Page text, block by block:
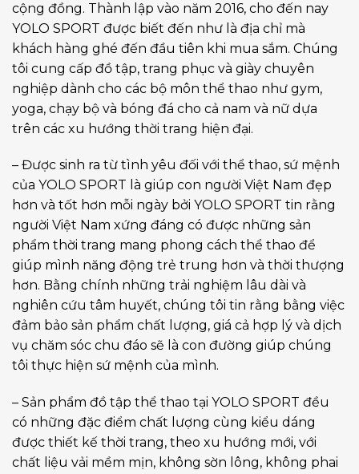
cộng đồng. Thành lập vào năm 2016, cho đến nay
YOLO SPORT được biết đến như là địa chỉ mà
khách hàng ghé đến đầu tiên khi mua sắm. Chúng
tôi cung cấp đồ tập, trang phục và giày chuyên
nghiệp dành cho các bộ môn thể thao như gym,
yoga, chạy bộ và bóng đá cho cả nam và nữ dựa
trên các xu hướng thời trang hiện đại.
– Được sinh ra từ tình yêu đối với thể thao, sứ mệnh
của YOLO SPORT là giúp con người Việt Nam đẹp
hơn và tốt hơn mỗi ngày bởi YOLO SPORT tin rằng
người Việt Nam xứng đáng có được những sản
phẩm thời trang mang phong cách thể thao để
giúp mình năng động trẻ trung hơn và thời thượng
hơn. Bằng chính những trải nghiệm lâu dài và
nghiên cứu tâm huyết, chúng tôi tin rằng bằng việc
đảm bảo sản phẩm chất lượng, giá cả hợp lý và dịch
vụ chăm sóc chu đáo sẽ là con đường giúp chúng
tôi thực hiện sứ mệnh của mình.
– Sản phẩm đồ tập thể thao tại YOLO SPORT đều
có những đặc điểm chất lượng cùng kiểu dáng
được thiết kế thời trang, theo xu hướng mới, với
chất liệu vải mềm mịn, không sờn lông, không phai